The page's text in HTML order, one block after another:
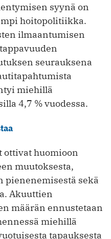
syynä on
hoitopolitiikka.
ilmaantumisen
seurauksena
miehillä
4,7 % vuodessa.
ottivat huomioon
muutoksesta,
pienenemisestä sekä
Akuuttien
määrän ennustetaan
miehillä
tapauksesta